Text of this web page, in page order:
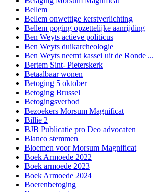
Bellem
Bellem onwettige kerstverlichting
Bellem poging opzettelijke aanrijding
Ben Weyts actieve politicus
Ben Weyts duikarcheologie
Ben Weyts neemt kassei uit de Ronde ...
Bertem Sint- Pieterskerk
Betaalbaar wonen
Betoging 5 oktober
Betoging Brussel
Betogingsverbod
Bezoekers Morsum Magnificat
Billie 2
BJB Publicatie pro Deo advocaten
Blanco stemmen
Bloemen voor Morsum Magnificat
Boek Armoede 2022
Boek armoede 2023
Boek Armoede 2024
Boerenbetoging